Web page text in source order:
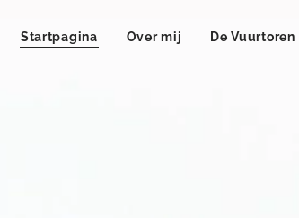
Startpagina Over mij De Vuurtoren